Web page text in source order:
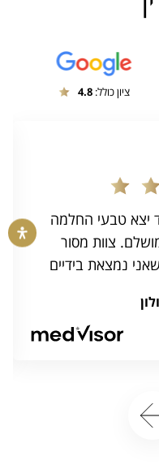
ציון כולל: 4.8
יצא טבעי החלמה
צוות מסור
נמצאת בידיים